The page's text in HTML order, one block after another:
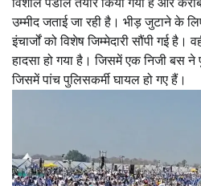
उम्मीद जताई जा रही है। भीड़ जुटाने के
इंचार्जों को विशेष जिम्मेदारी सौंपी गई
हादसा हो गया है। जिसमें एक निजी बस ने
जिसमें पांच पुलिसकर्मी घायल हो गए हैं।